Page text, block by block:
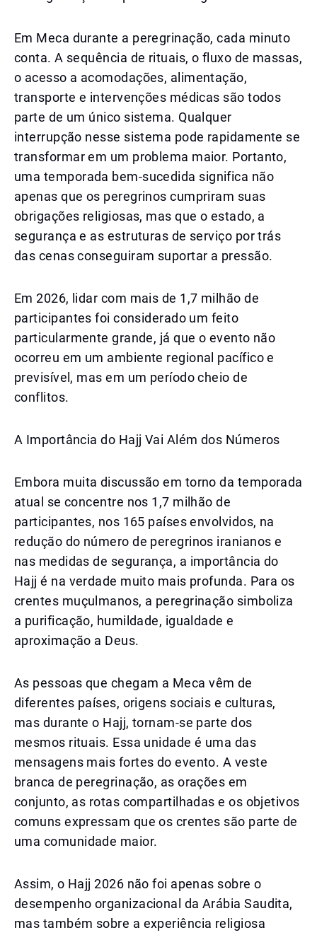
Em Meca durante a peregrinação, cada minuto
conta. A sequência de rituais, o fluxo de massas,
o acesso a acomodações, alimentação,
transporte e intervenções médicas são todos
parte de um único sistema. Qualquer
interrupção nesse sistema pode rapidamente se
transformar em um problema maior. Portanto,
uma temporada bem-sucedida significa não
apenas que os peregrinos cumpriram suas
obrigações religiosas, mas que o estado, a
segurança e as estruturas de serviço por trás
das cenas conseguiram suportar a pressão.
Em 2026, lidar com mais de 1,7 milhão de
participantes foi considerado um feito
particularmente grande, já que o evento não
ocorreu em um ambiente regional pacífico e
previsível, mas em um período cheio de
conflitos.
A Importância do Hajj Vai Além dos Números
Embora muita discussão em torno da temporada
atual se concentre nos 1,7 milhão de
participantes, nos 165 países envolvidos, na
redução do número de peregrinos iranianos e
nas medidas de segurança, a importância do
Hajj é na verdade muito mais profunda. Para os
crentes muçulmanos, a peregrinação simboliza
a purificação, humildade, igualdade e
aproximação a Deus.
As pessoas que chegam a Meca vêm de
diferentes países, origens sociais e culturas,
mas durante o Hajj, tornam-se parte dos
mesmos rituais. Essa unidade é uma das
mensagens mais fortes do evento. A veste
branca de peregrinação, as orações em
conjunto, as rotas compartilhadas e os objetivos
comuns expressam que os crentes são parte de
uma comunidade maior.
Assim, o Hajj 2026 não foi apenas sobre o
desempenho organizacional da Arábia Saudita,
mas também sobre a experiência religiosa